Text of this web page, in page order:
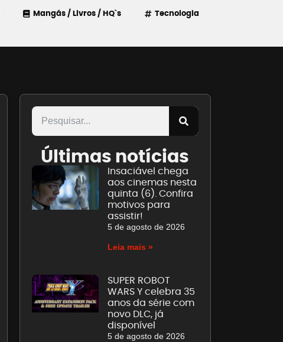
Mangás / Livros / HQ`s Tecnologia
Últimas notícias
Insaciável chega
aos cinemas nesta
quinta (6). Confira
motivos para
assistir!
5 de agosto de 2026
Leia mais »
SUPER ROBOT
WARS Y celebra 35
anos da série com
novo DLC, já
disponível
5 de agosto de 2026